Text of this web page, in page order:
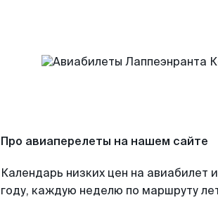
Про авиаперелеты на нашем сайте
Календарь низких цен на авиабилет
году, каждую неделю по маршруту